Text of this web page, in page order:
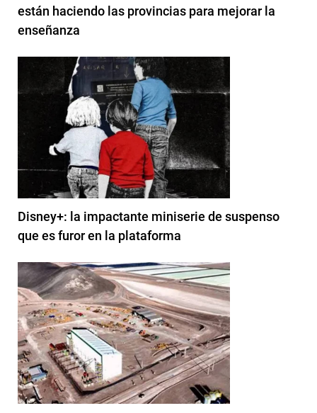
están haciendo las provincias para mejorar la
enseñanza
Disney+: la impactante miniserie de suspenso
que es furor en la plataforma